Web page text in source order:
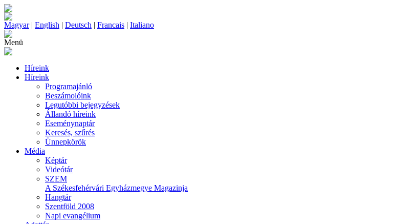
Magyar| English | Deutsch | Francais | Italiano
Menü
Híreink
Híreink
Programajánló
Beszámolóink
Legutóbbi bejegyzések
Állandó híreink
Eseménynaptár
Keresés, szűrés
Ünnepkörök
Média
Képtár
Videótár
SZEM
A Székesfehérvári Egyházmegye Magazinja
Hangtár
Szentföld 2008
Napi evangélium